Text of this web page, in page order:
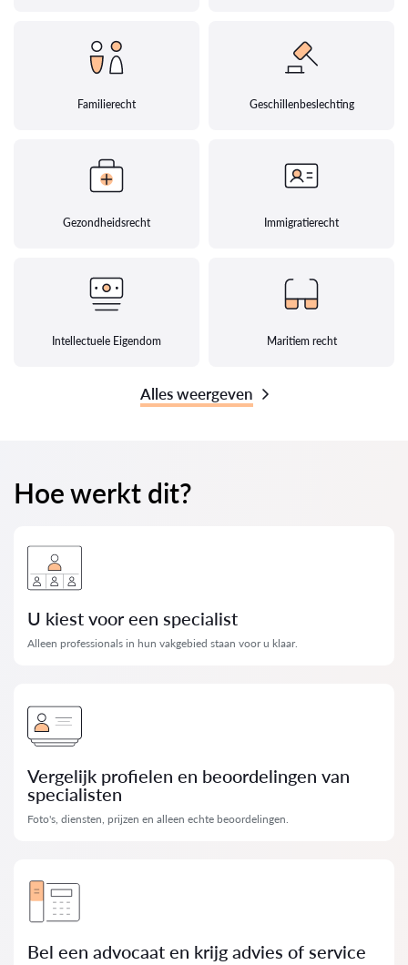
Familierecht Geschillenbeslechting
Gezondheidsrecht Immigratierecht
Intellectuele Eigendom Maritiem recht
Alles weergeven
Hoe werkt dit?
U kiest voor een specialist
Alleen professionals in hun vakgebied staan ​​voor u klaar.
Vergelijk profielen en beoordelingen van
specialisten
Foto's, diensten, prijzen en alleen echte beoordelingen.
Bel een advocaat en krijg advies of service